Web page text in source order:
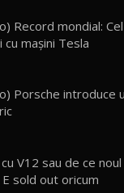
Mazda 6e / Test
& Co 01 / Test Drive
ZEEKR 009: Cel mai
Electric Testat în
Record mondial:
cu mașini Tesla
Porsche introduce
V12 sau de ce
E sold out oricum